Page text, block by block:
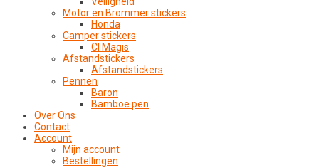
Motor en Brommer stickers
Honda
Camper stickers
CI Magis
Afstandstickers
Afstandstickers
Pennen
Baron
Bamboe pen
Over Ons
Contact
Account
Mijn account
Bestellingen